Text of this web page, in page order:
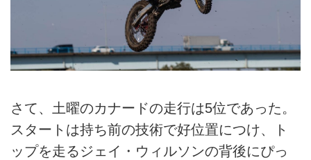
さて、土曜のカナードの走行は5位であった。
スタートは持ち前の技術で好位置につけ、ト
ップを走るジェイ・ウィルソンの背後にぴっ